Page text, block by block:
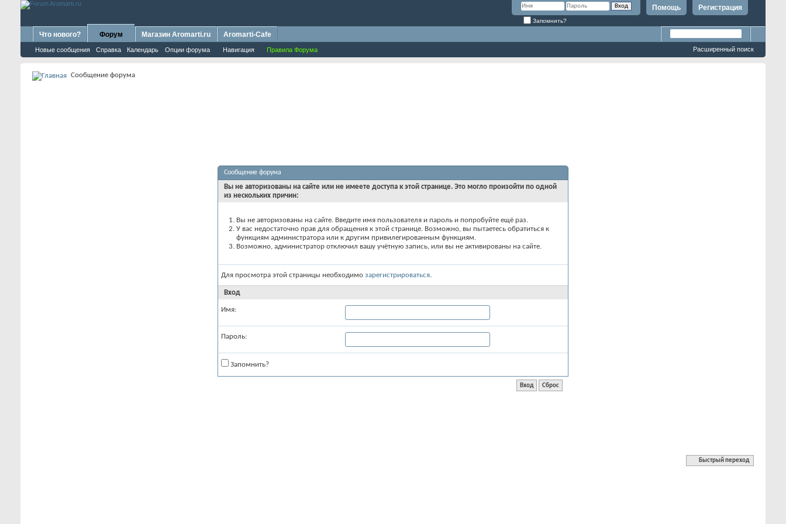
Регистрация
Помощь
Запомнить?
Что нового? Форум
Новые сообщения Справка Календарь Опции форума Навигация Правила Форума
Магазин Aromarti.ru Aromarti-Cafe
Расширенный поиск
Сообщение форума
Сообщение форума
Вы не авторизованы на сайте или не имеете доступа к этой странице. Это могло произойти по одной
из нескольких причин:
Вы не авторизованы на сайте. Введите имя пользователя и пароль и попробуйте ещё раз.
У вас недостаточно прав для обращения к этой странице. Возможно, вы пытаетесь обратиться к
функциям администратора или к другим привилегированным функциям.
Возможно, администратор отключил вашу учётную запись, или вы не активированы на сайте.
Для просмотра этой страницы необходимо зарегистрироваться.
Вход
Имя:
Пароль:
Запомнить?
Быстрый переход